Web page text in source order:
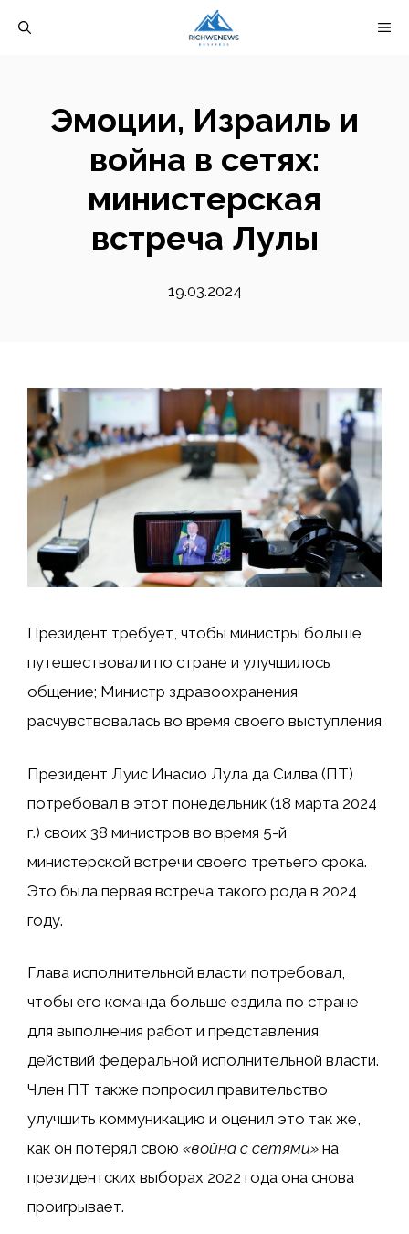
Эмоции, Израиль и
война в сетях:
министерская
встреча Лулы
19.03.2024
Президент требует, чтобы министры больше
путешествовали по стране и улучшилось
общение; Министр здравоохранения
расчувствовалась во время своего выступления
Президент Луис Инасио Лула да Силва (ПТ)
потребовал в этот понедельник (18 марта 2024
г.) своих 38 министров во время 5-й
министерской встречи своего третьего срока.
Это была первая встреча такого рода в 2024
году.
Глава исполнительной власти потребовал,
чтобы его команда больше ездила по стране
для выполнения работ и представления
действий федеральной исполнительной власти.
Член ПТ также попросил правительство
улучшить коммуникацию и оценил это так же,
как он потерял свою «война с сетями» на
президентских выборах 2022 года она снова
проигрывает.